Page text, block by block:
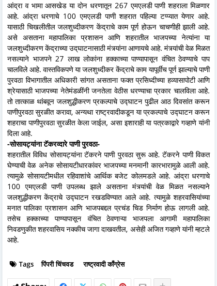
आंद्रा व भामा आसखेड या दोन धरणातून 267 एमएलडी पाणी शहराला मिळणार
आहे. आंद्रा धरणाचे 100 एमएलडी पाणी शहरात पहिल्या टप्प्यात येणार आहे.
यासाठी चिखलीतील जलशुध्दीकरण केंद्राचे काम पूर्ण होऊन चाचणीही झाली आहे.
असे असताना महापालिका प्रशासन आणि शहरातील भाजपच्या नेत्यांना या
जलशुध्दीकरण केंद्राच्या उद्‌घाटनासाठी मंत्र्यांना आणायचे आहे. मंत्र्यांची वेळ मिळत
नसल्याने भाजपने 27 लाख लोकांना हक्काच्या पाण्यापासून वंचित ठेवण्याचे पाप
चालविले आहे. वास्तविकपणे या जलशुध्दीकर केंद्राचे काम यापूर्वीच पूर्ण झाल्याचे पाणी
पुरवठा विभागातील अधिकारी सांगत असताना फक्त प्रसिध्दीच्या हव्यासापोटी आणि
श्रेयासाठी भाजपच्या नेतेमंडळींनी जनतेला वेठीस धरण्याचा प्रकार चालविला आहे.
तो तात्काळ थांबवून जलशुद्धीकरण प्रकल्पाचे उद्घाटन पुढील आठ दिवसांत करून
पाणीपुरवठा सुरळीत करावा, अन्यथा राष्ट्रवादीकडून या प्रकल्पाचे उद्घाटन करून
शहराचा पाणीपुरवठा सुरळीत केला जाईल, असा इशाराही या पत्रकाद्वारे गव्हाणे यांनी
दिला आहे.
-सोसायट्यांना टॅकरव्दारे पाणी पुरवठा-
शहरातील विविध सोसायट्यांना टॅकरने पाणी पुरवठा सुरू आहे. टॅकरने पाणी विकत
घेण्याची वेळ अनेक सोसायटीधारकांवर भाजपच्या मनमानी कारभारामुळे आली आहे.
त्यामुळे सोसायटीमधील रहिवाशांचे आर्थिक बजेट कोलमडले आहे. आंद्रा धरणाचे
100 एमएलडी पाणी उपलब्ध झाले असताना मंत्र्यांची वेळ मिळत नसल्याने
जलशुद्धीकरण केंद्राचे उद्घाटन रखडविण्यात आले आहे. त्यामुळे शहरवासियांच्या
मनात पालिका प्रशासन आणि भाजपबद्दल प्रचंड चिड निर्माण होऊ लागली आहे.
तसेच हक्काच्या पाण्यापासून वंचित ठेवणाऱ्या भाजपला आगामी महापालिका
निवडणुकीत शहरवासिय नक्कीच जागा दाखवतील, असेही अजित गव्हाणे यांनी म्हटले
आहे.
Tags पिंपरी चिंचवड राष्ट्रवादी काँग्रेस